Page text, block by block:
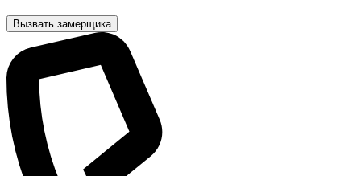
Вызвать замерщика